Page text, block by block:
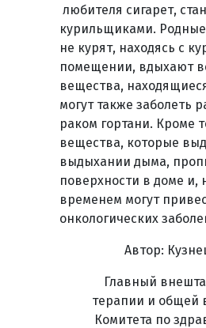
любителя сигарет,
курильщиками.
не курят, находясь с
помещении, вдыхают
вещества,
могут также заболеть
раком гортани. Кроме
вещества, которые
выдыхании дыма,
поверхности в доме и,
временем могут
онкологических
Автор:
Главный
терапии и общей
Комитета по